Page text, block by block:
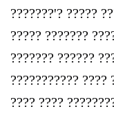
???????'? ?????
????? ???????
??????? ??????
??????????? ????
???? ????